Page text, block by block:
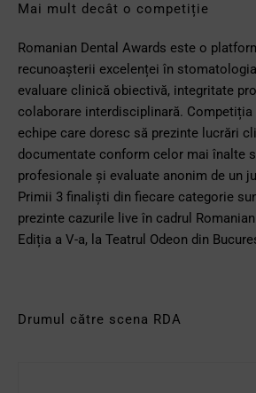
Mai mult decât o competiție
Romanian Dental Awards este o
recunoașterii excelenței în
evaluare clinică obiectivă, integritate
colaborare interdisciplinară.
echipe care doresc să prezinte lucrări
documentate conform celor mai înalte
profesionale și evaluate anonim de un
Primii 3 finaliști din fiecare categorie
prezinte cazurile live în cadrul
Ediția a V-a, la Teatrul Odeon din
Drumul către scena RDA